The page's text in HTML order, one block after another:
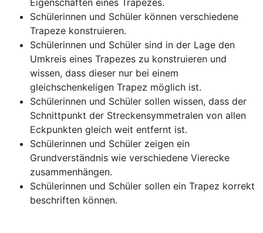
Schülerinnen und Schüler können verschiedene
Trapeze konstruieren.
Schülerinnen und Schüler sind in der Lage den
Umkreis eines Trapezes zu konstruieren und
wissen, dass dieser nur bei einem
gleichschenkeligen Trapez möglich ist.
Schülerinnen und Schüler sollen wissen, dass der
Schnittpunkt der Streckensymmetralen von allen
Eckpunkten gleich weit entfernt ist.
Schülerinnen und Schüler zeigen ein
Grundverständnis wie verschiedene Vierecke
zusammenhängen.
Schülerinnen und Schüler sollen ein Trapez korrekt
beschriften können.